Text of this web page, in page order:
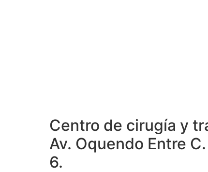
Centro de cirugía y
Av. Oquendo Entre
6.